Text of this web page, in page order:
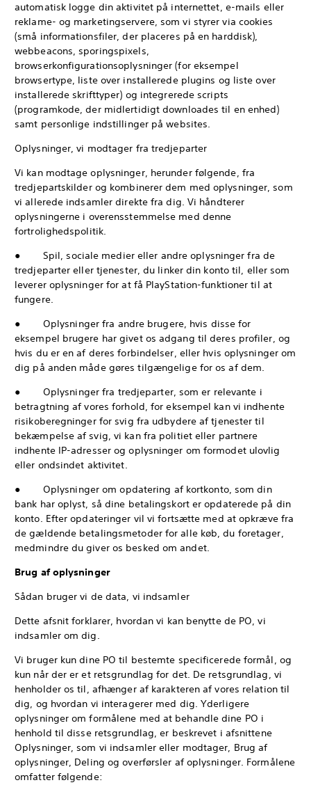
automatisk logge din aktivitet på internettet, e-mails eller
reklame- og marketingservere, som vi styrer via cookies
(små informationsfiler, der placeres på en harddisk),
webbeacons, sporingspixels,
browserkonfigurationsoplysninger (for eksempel
browsertype, liste over installerede plugins og liste over
installerede skrifttyper) og integrerede scripts
(programkode, der midlertidigt downloades til en enhed)
samt personlige indstillinger på websites.
Oplysninger, vi modtager fra tredjeparter
Vi kan modtage oplysninger, herunder følgende, fra
tredjepartskilder og kombinerer dem med oplysninger, som
vi allerede indsamler direkte fra dig. Vi håndterer
oplysningerne i overensstemmelse med denne
fortrolighedspolitik.
● Spil, sociale medier eller andre oplysninger fra de
tredjeparter eller tjenester, du linker din konto til, eller som
leverer oplysninger for at få PlayStation-funktioner til at
fungere.
● Oplysninger fra andre brugere, hvis disse for
eksempel brugere har givet os adgang til deres profiler, og
hvis du er en af deres forbindelser, eller hvis oplysninger om
dig på anden måde gøres tilgængelige for os af dem.
● Oplysninger fra tredjeparter, som er relevante i
betragtning af vores forhold, for eksempel kan vi indhente
risikoberegninger for svig fra udbydere af tjenester til
bekæmpelse af svig, vi kan fra politiet eller partnere
indhente IP-adresser og oplysninger om formodet ulovlig
eller ondsindet aktivitet.
● Oplysninger om opdatering af kortkonto, som din
bank har oplyst, så dine betalingskort er opdaterede på din
konto. Efter opdateringer vil vi fortsætte med at opkræve fra
de gældende betalingsmetoder for alle køb, du foretager,
medmindre du giver os besked om andet.
Brug af oplysninger
Sådan bruger vi de data, vi indsamler
Dette afsnit forklarer, hvordan vi kan benytte de PO, vi
indsamler om dig.
Vi bruger kun dine PO til bestemte specificerede formål, og
kun når der er et retsgrundlag for det. De retsgrundlag, vi
henholder os til, afhænger af karakteren af vores relation til
dig, og hvordan vi interagerer med dig. Yderligere
oplysninger om formålene med at behandle dine PO i
henhold til disse retsgrundlag, er beskrevet i afsnittene
Oplysninger, som vi indsamler eller modtager, Brug af
oplysninger, Deling og overførsler af oplysninger. Formålene
omfatter følgende: